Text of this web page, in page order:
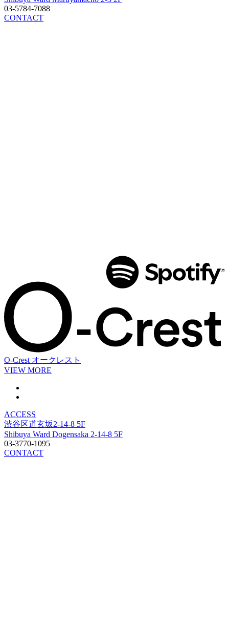
03-5784-7088
CONTACT
O-Crest オークレスト
VIEW MORE
ACCESS
渋谷区道玄坂2-14-8 5F
Shibuya Ward Dogensaka 2-14-8 5F
03-3770-1095
CONTACT